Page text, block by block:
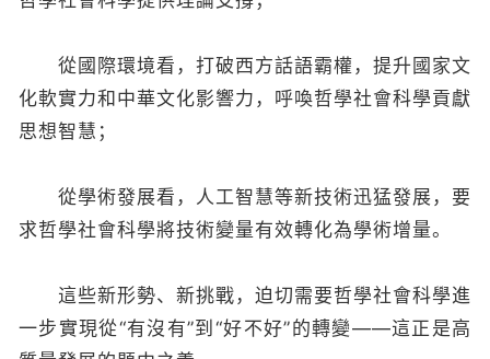
從國際環境看，打破西方話語霸權，提升國家文
化軟實力和中華文化影響力，呼喚哲學社會科學貢獻
思想智慧；
從學術發展看，人工智慧等新技術迅猛發展，要
求哲學社會科學將技術變量有效轉化為學術增量。
這些新形勢、新挑戰，迫切需要哲學社會科學進
一步實現從“有沒有”到“好不好”的轉變——這正是高